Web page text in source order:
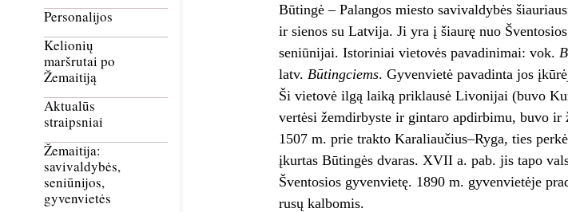
Personalijos
Kelionių
maršrutai po
Žemaitiją
Aktualūs
straipsniai
Žemaitija:
savivaldybės,
seniūnijos,
gyvenvietės
Būtingė – Palangos miesto savivaldybės
ir sienos su Latvija. Ji yra į šiaurę nuo
seniūnijai. Istoriniai vietovės pavadinimai: vok.
latv. Būtingciems. Gyvenvietė pavadinta jos
Ši vietovė ilgą laiką priklausė Livonijai (buvo
vertėsi žemdirbyste ir gintaro apdirbimu, buvo ir
1507 m. prie trakto Karaliaučius–Ryga, ties
įkurtas Būtingės dvaras. XVII a. pab. jis tapo
Šventosios gyvenvietę. 1890 m. gyvenvietėje
rusų kalbomis.